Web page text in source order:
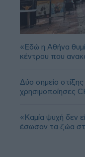
«Εδώ η Αθήνα
κέντρου που
Δύο σημείο
χρησιμοποίησες
«Καμία ψυχή δεν
έσωσαν τα ζώα